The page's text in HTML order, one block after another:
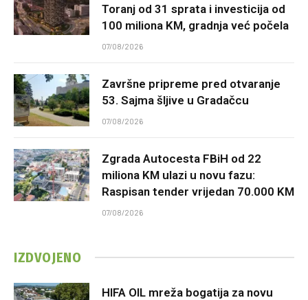
Toranj od 31 sprata i investicija od
100 miliona KM, gradnja već počela
07/08/2026
Završne pripreme pred otvaranje
53. Sajma šljive u Gradačcu
07/08/2026
Zgrada Autocesta FBiH od 22
miliona KM ulazi u novu fazu:
Raspisan tender vrijedan 70.000 KM
07/08/2026
IZDVOJENO
HIFA OIL mreža bogatija za novu